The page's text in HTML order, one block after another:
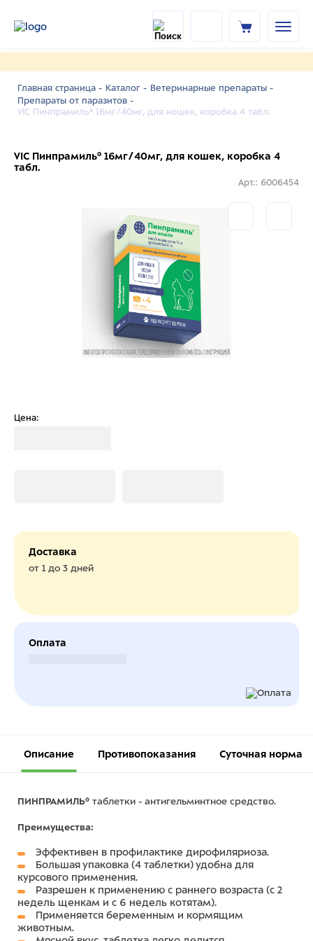
Главная страница - Каталог - Ветеринарные препараты -
Препараты от паразитов -
VIC Пинпрамиль® 16мг/40мг, для кошек, коробка 4 табл.
VIC Пинпрамиль® 16мг/40мг, для кошек, коробка 4
табл.
Арт.: 6006454
Цена:
Доставка
от 1 до 3 дней
Оплата
Описание Противопоказания Суточная норма
ПИНПРАМИЛЬ® таблетки - антигельминтное средство.
Преимущества:
Эффективен в профилактике дирофиляриоза.
Большая упаковка (4 таблетки) удобна для
курсового применения.
Разрешен к применению с раннего возраста (с 2
недель щенкам и с 6 недель котятам).
Применяется беременным и кормящим
животным.